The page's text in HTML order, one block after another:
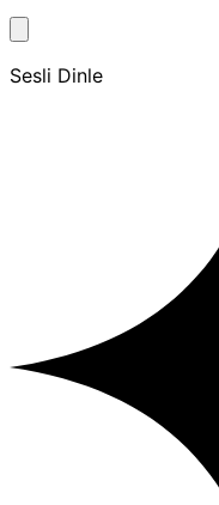
Sesli Dinle